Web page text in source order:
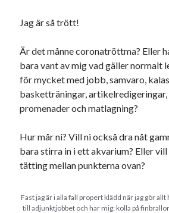
Jag är så trött!
Är det månne coronatröttma? Eller
bara vant av mig vad gäller normalt
för mycket med jobb, samvaro,
basketträningar, artikelredigeringar,
promenader och matlagning?
Hur mår ni? Vill ni också dra nåt
bara stirra in i ett akvarium? Eller vill
tätting mellan punkterna ovan?
Fast jag är i alla fall propert klädd när jag gör
till adjunktjobbet och har mig: kolla på